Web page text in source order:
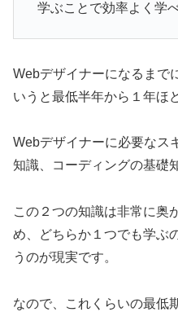
学ぶことで効率よく学
Webデザイナーになるまで
いうと最低半年から１年ほ
Webデザイナーに必要なス
知識、コーディングの基礎
この２つの知識は非常に奥
め、どちらか１つでも学ぶ
うのが現実です。
なので、これくらいの最低